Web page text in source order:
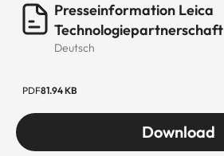
Presseinformation Leica
Technologiepartnerschaft
Deutsch
PDF81.94 KB
Download